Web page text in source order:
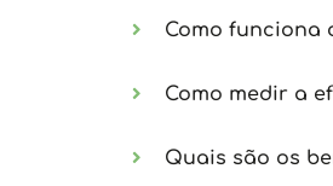
Como funciona
Como medir a
Quais são os